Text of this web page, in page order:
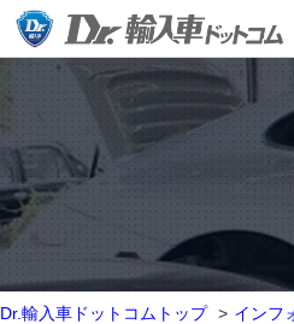
Dr.輸入車ドットコムトップ インフ